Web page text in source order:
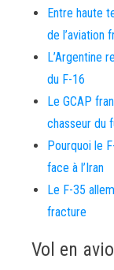
Entre haute
de l’aviation
L’Argentine
du F-16
Le GCAP
chasseur du
Pourquoi le
face à l’Iran
Le F-35
fracture
Vol en